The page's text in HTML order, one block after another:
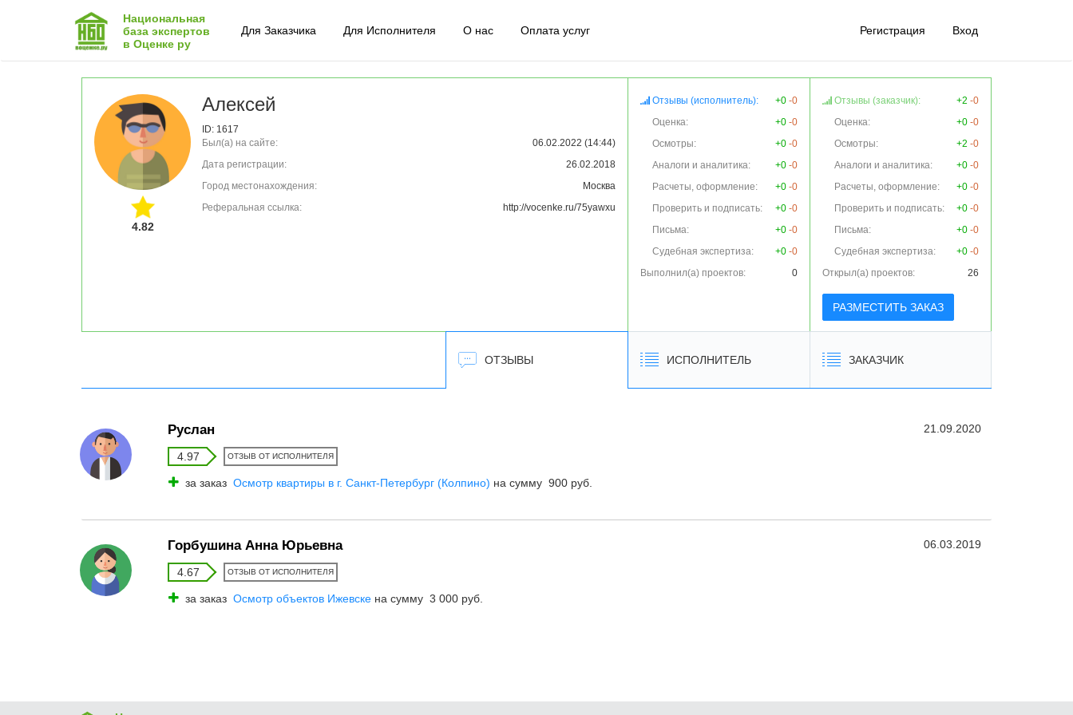
Национальная
база экспертов
в Оценке ру
Для Заказчика Для Исполнителя О нас Оплата услуг Регистрация Вход
4.82
Алексей
ID: 1617
Был(а) на сайте:
06.02.2022 (14:44)
Дата регистрации:
26.02.2018
Город местонахождения:
Москва
Реферальная ссылка:
http://vocenke.ru/75yawxu
Отзывы (исполнитель): +0 -0
Оценка:
+0 -0
Осмотры:
+0 -0
Аналоги и аналитика:
+0 -0
Расчеты, оформление:
+0 -0
Проверить и подписать:
+0 -0
Письма:
+0 -0
Судебная экспертиза:
+0 -0
Выполнил(а) проектов:
0
Отзывы (заказчик): +2 -0
Оценка:
+0 -0
Осмотры:
+2 -0
Аналоги и аналитика:
+0 -0
Расчеты, оформление:
+0 -0
Проверить и подписать:
+0 -0
Письма:
+0 -0
Судебная экспертиза:
+0 -0
Открыл(а) проектов:
26
РАЗМЕСТИТЬ ЗАКАЗ
ОТЗЫВЫ ИСПОЛНИТЕЛЬ ЗАКАЗЧИК
Руслан 21.09.2020
4.97 ОТЗЫВ ОТ ИСПОЛНИТЕЛЯ
за заказ Осмотр квартиры в г. Санкт-Петербург (Колпино) на сумму 900 руб.
Горбушина Анна Юрьевна 06.03.2019
4.67 ОТЗЫВ ОТ ИСПОЛНИТЕЛЯ
за заказ Осмотр объектов Ижевске на сумму 3 000 руб.